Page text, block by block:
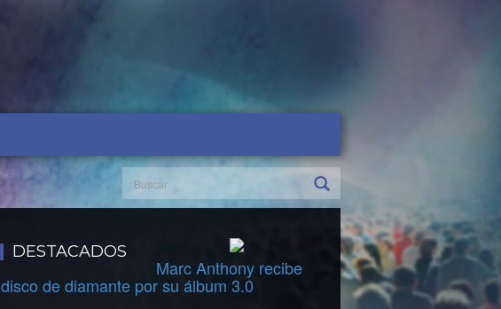
DESTACADOS
Marc Anthony recibe
disco de diamante por su álbum 3.0